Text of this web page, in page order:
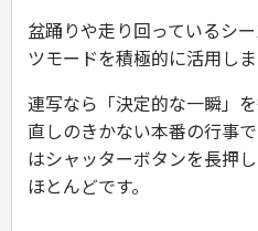
盆踊りや走り回っているシ
ツモードを積極的に活用しま
連写なら「決定的な一瞬」
直しのきかない本番の行事
はシャッターボタンを長押
ほとんどです。